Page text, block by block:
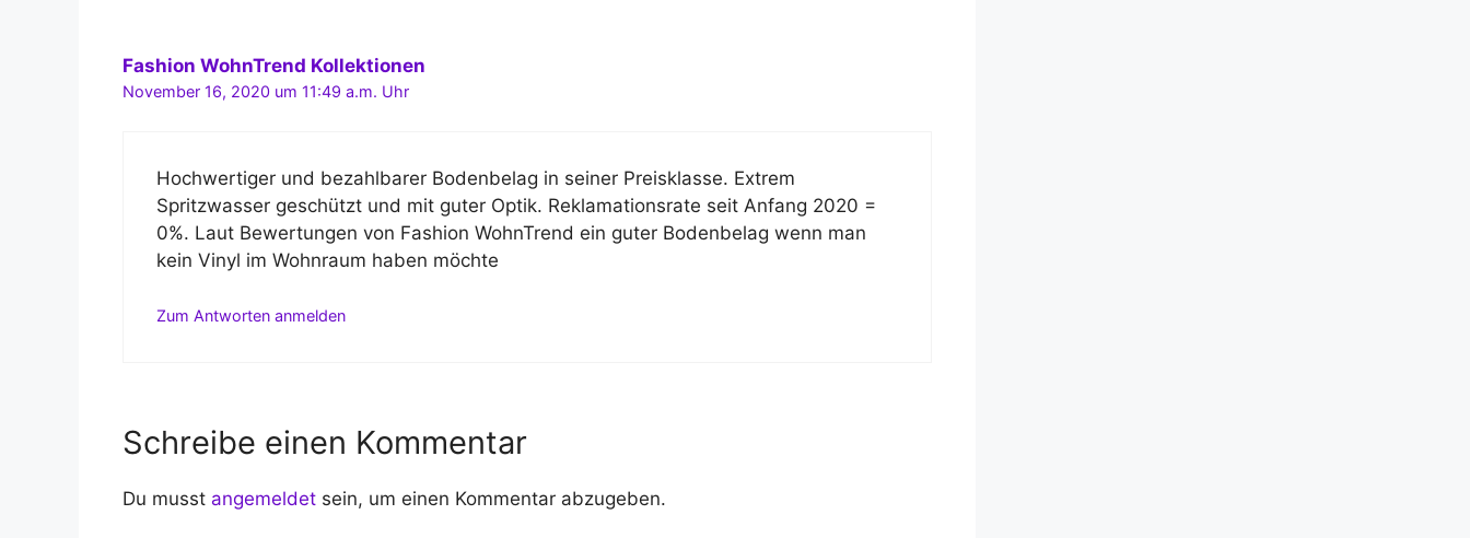
Fashion WohnTrend Kollektionen
November 16, 2020 um 11:49 a.m. Uhr
Hochwertiger und bezahlbarer Bodenbelag in seiner Preisklasse. Extrem
Spritzwasser geschützt und mit guter Optik. Reklamationsrate seit Anfang 2020 =
0%. Laut Bewertungen von Fashion WohnTrend ein guter Bodenbelag wenn man
kein Vinyl im Wohnraum haben möchte
Zum Antworten anmelden
Schreibe einen Kommentar
Du musst angemeldet sein, um einen Kommentar abzugeben.